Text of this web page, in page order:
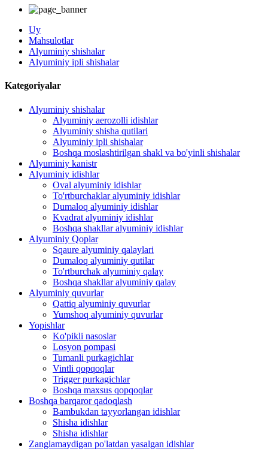
Uy
Mahsulotlar
Alyuminiy shishalar
Alyuminiy ipli shishalar
Kategoriyalar
Alyuminiy shishalar
Alyuminiy aerozolli idishlar
Alyuminiy shisha qutilari
Alyuminiy ipli shishalar
Boshqa moslashtirilgan shakl va bo'yinli shishalar
Alyuminiy kanistr
Alyuminiy idishlar
Oval alyuminiy idishlar
To'rtburchaklar alyuminiy idishlar
Dumaloq alyuminiy idishlar
Kvadrat alyuminiy idishlar
Boshqa shakllar alyuminiy idishlar
Alyuminiy Qoplar
Sqaure alyuminiy qalaylari
Dumaloq alyuminiy qutilar
To'rtburchak alyuminiy qalay
Boshqa shakllar alyuminiy qalay
Alyuminiy quvurlar
Qattiq alyuminiy quvurlar
Yumshoq alyuminiy quvurlar
Yopishlar
Ko'pikli nasoslar
Losyon pompasi
Tumanli purkagichlar
Vintli qopqoqlar
Trigger purkagichlar
Boshqa maxsus qopqoqlar
Boshqa barqaror qadoqlash
Bambukdan tayyorlangan idishlar
Shisha idishlar
Shisha idishlar
Zanglamaydigan po'latdan yasalgan idishlar